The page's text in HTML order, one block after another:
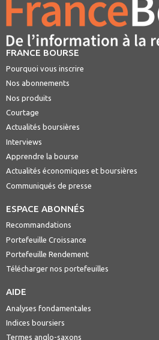
FRANCE BOURSE
Pourquoi vous inscrire
Nos abonnements
Nos produits
Courtage
Actualités boursières
Interviews
Apprendre la bourse
Actualités économiques et boursières
Communiqués de presse
ESPACE ABONNÉS
Recommandations
Portefeuille Croissance
Portefeuille Rendement
Télécharger nos portefeuilles
AIDE
Analyses fondamentales
Indices boursiers
Termes anglo-saxons